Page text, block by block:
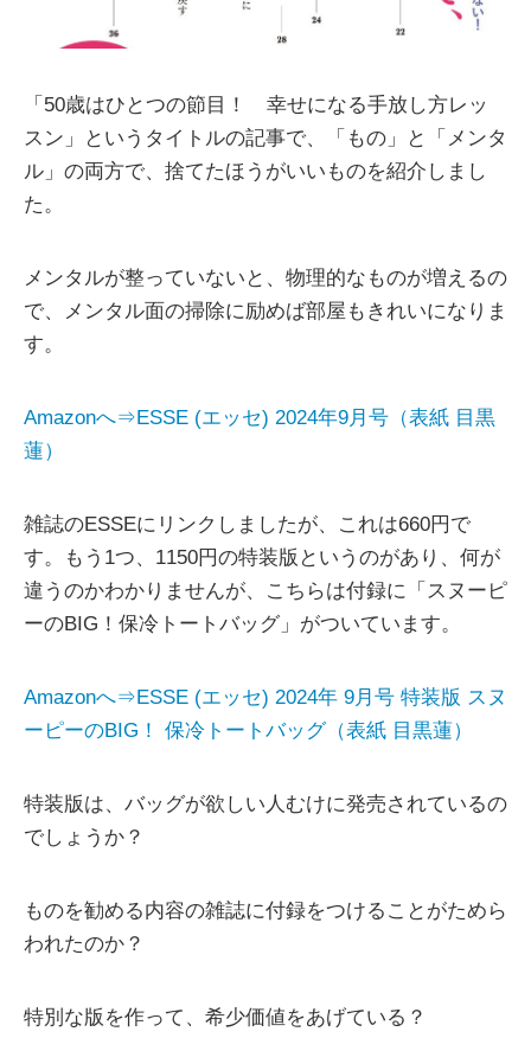
「50歳はひとつの節目！ 幸せになる手放し方レッ
スン」というタイトルの記事で、「もの」と「メンタ
ル」の両方で、捨てたほうがいいものを紹介しまし
た。
メンタルが整っていないと、物理的なものが増えるの
で、メンタル面の掃除に励めば部屋もきれいになりま
す。
Amazonへ⇒ESSE (エッセ) 2024年9月号（表紙 目黒
蓮）
雑誌のESSEにリンクしましたが、これは660円で
す。もう1つ、1150円の特装版というのがあり、何が
違うのかわかりませんが、こちらは付録に「スヌーピ
ーのBIG！保冷トートバッグ」がついています。
Amazonへ⇒ESSE (エッセ) 2024年 9月号 特装版 スヌ
ーピーのBIG！ 保冷トートバッグ（表紙 目黒蓮）
特装版は、バッグが欲しい人むけに発売されているの
でしょうか？
ものを勧める内容の雑誌に付録をつけることがためら
われたのか？
特別な版を作って、希少価値をあげている？